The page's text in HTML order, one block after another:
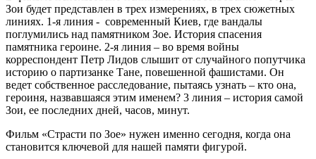
Зои будет представлен в трех измерениях, в трех сюжетных
линиях. 1-я линия - современный Киев, где вандалы
поглумились над памятником Зое. История спасения
памятника героине. 2-я линия – во время войны
корреспондент Петр Лидов слышит от случайного попутчика
историю о партизанке Тане, повешенной фашистами. Он
ведет собственное расследование, пытаясь узнать – кто она,
героиня, назвавшаяся этим именем? 3 линия – история самой
Зои, ее последних дней, часов, минут.
Фильм «Страсти по Зое» нужен именно сегодня, когда она
становится ключевой для нашей памяти фигурой.